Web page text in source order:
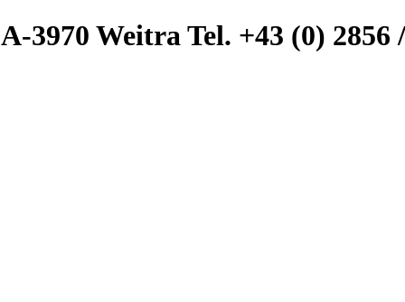
A-3970 WeitraTel. +43 (0) 2856